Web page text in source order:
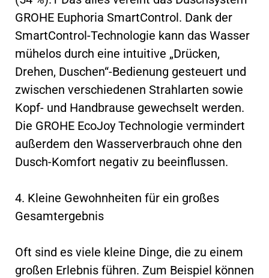
GROHE Euphoria SmartControl. Dank der
SmartControl-Technologie kann das Wasser
mühelos durch eine intuitive „Drücken,
Drehen, Duschen“-Bedienung gesteuert und
zwischen verschiedenen Strahlarten sowie
Kopf- und Handbrause gewechselt werden.
Die GROHE EcoJoy Technologie vermindert
außerdem den Wasserverbrauch ohne den
Dusch-Komfort negativ zu beeinflussen.
4. Kleine Gewohnheiten für ein großes
Gesamtergebnis
Oft sind es viele kleine Dinge, die zu einem
großen Erlebnis führen. Zum Beispiel können